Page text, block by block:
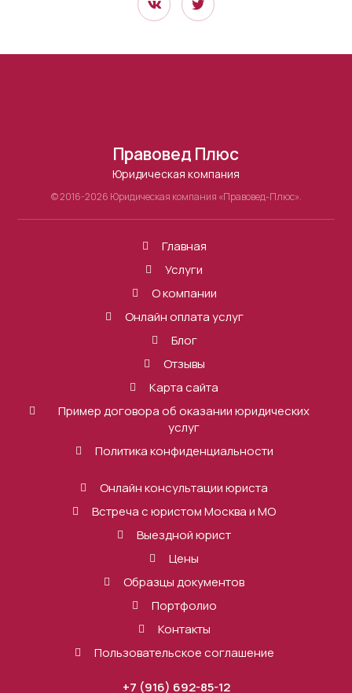
Правовед Плюс
Юридическая компания
© 2016-2026 Юридическая компания «Правовед-Плюс».
Главная
Услуги
О компании
Онлайн оплата услуг
Блог
Отзывы
Карта сайта
Пример договора об оказании юридических
услуг
Политика конфиденциальности
Онлайн консультации юриста
Встреча с юристом Москва и МО
Выездной юрист
Цены
Образцы документов
Портфолио
Контакты
Пользовательское соглашение
+7 (916) 692-85-12